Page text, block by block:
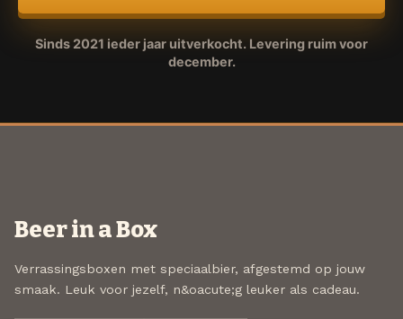
Sinds 2021 ieder jaar uitverkocht. Levering ruim voor
december.
Beer in a Box
Verrassingsboxen met speciaalbier, afgestemd op jouw
smaak. Leuk voor jezelf, n&oacute;g leuker als cadeau.